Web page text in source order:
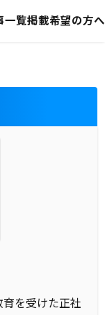
一覧掲載希望の方へ
を受けた正社